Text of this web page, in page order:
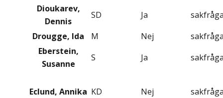
Dioukarev,
Dennis
SD Ja
Drougge, Ida
M Nej
Eberstein,
Susanne
S Ja
Eclund, Annika KD Nej